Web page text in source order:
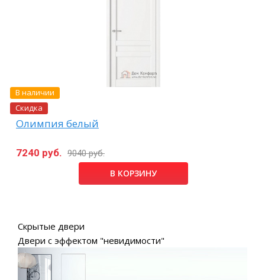
В наличии
Скидка
Олимпия белый
7240 руб. 9040 руб.
В КОРЗИНУ
Скрытые двери
Двери с эффектом "невидимости"